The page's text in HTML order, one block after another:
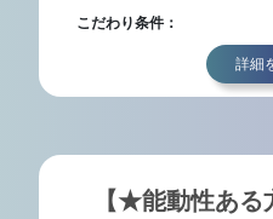
こだわり条件：
詳細
【★能動性ある